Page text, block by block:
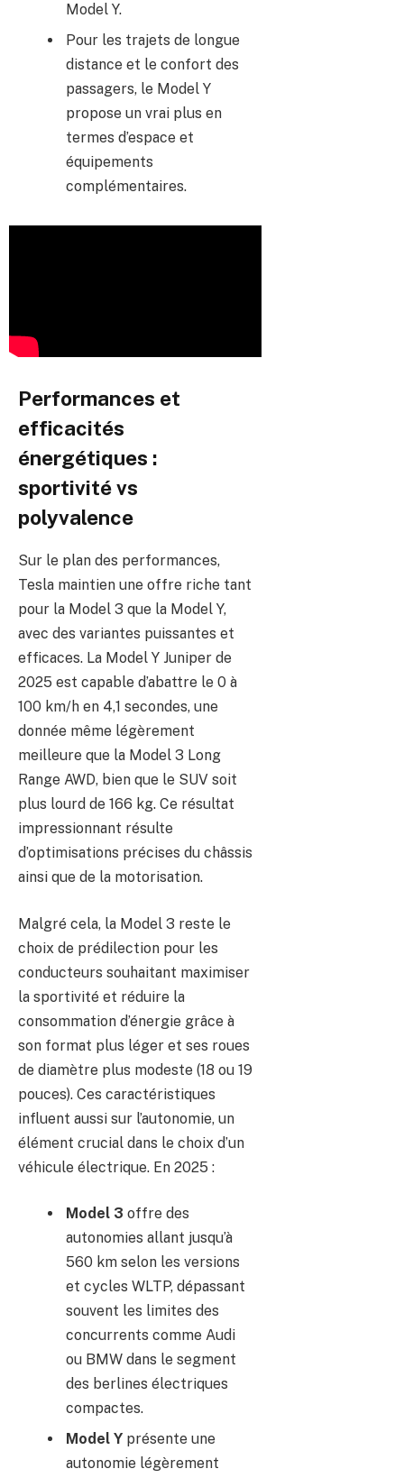
Model Y.
Pour les trajets de longue
distance et le confort des
passagers, le Model Y
propose un vrai plus en
termes d’espace et
équipements
complémentaires.
Performances et
efficacités
énergétiques :
sportivité vs
polyvalence
Sur le plan des performances,
Tesla maintien une offre riche tant
pour la Model 3 que la Model Y,
avec des variantes puissantes et
efficaces. La Model Y Juniper de
2025 est capable d’abattre le 0 à
100 km/h en 4,1 secondes, une
donnée même légèrement
meilleure que la Model 3 Long
Range AWD, bien que le SUV soit
plus lourd de 166 kg. Ce résultat
impressionnant résulte
d’optimisations précises du châssis
ainsi que de la motorisation.
Malgré cela, la Model 3 reste le
choix de prédilection pour les
conducteurs souhaitant maximiser
la sportivité et réduire la
consommation d’énergie grâce à
son format plus léger et ses roues
de diamètre plus modeste (18 ou 19
pouces). Ces caractéristiques
influent aussi sur l’autonomie, un
élément crucial dans le choix d’un
véhicule électrique. En 2025 :
Model 3 offre des
autonomies allant jusqu’à
560 km selon les versions
et cycles WLTP, dépassant
souvent les limites des
concurrents comme Audi
ou BMW dans le segment
des berlines électriques
compactes.
Model Y présente une
autonomie légèrement